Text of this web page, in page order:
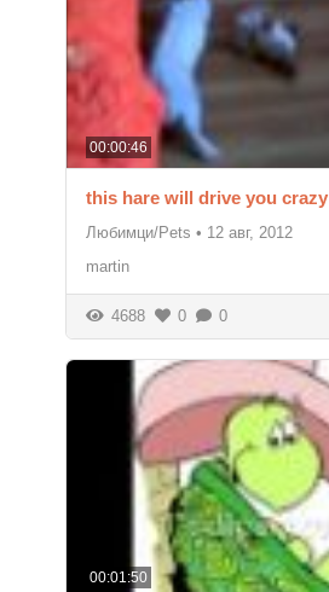
00:00:46
this hare will drive you crazy
Любимци/Pets • 12 авг, 2012
martin
4688 0 0
00:01:50